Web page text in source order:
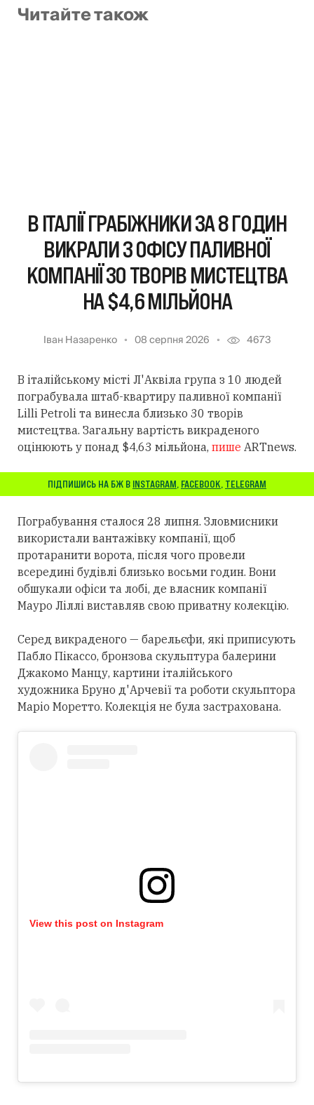
Читайте також
В ІТАЛІЇ ГРАБІЖНИКИ ЗА 8 ГОДИН
ВИКРАЛИ З ОФІСУ ПАЛИВНОЇ
КОМПАНІЇ 30 ТВОРІВ МИСТЕЦТВА
НА $4,6 МІЛЬЙОНА
Іван Назаренко 08 серпня 2026 4673
В італійському місті Л'Аквіла група з 10 людей
пограбувала штаб-квартиру паливної компанії
Lilli Petroli та винесла близько 30 творів
мистецтва. Загальну вартість викраденого
оцінюють у понад $4,63 мільйона, пише ARTnews.
ПІДПИШИСЬ НА БЖ В INSTAGRAM, FACEBOOK, TELEGRAM
Пограбування сталося 28 липня. Зловмисники
використали вантажівку компанії, щоб
протаранити ворота, після чого провели
всередині будівлі близько восьми годин. Вони
обшукали офіси та лобі, де власник компанії
Мауро Ліллі виставляв свою приватну колекцію.
Серед викраденого — барельєфи, які приписують
Пабло Пікассо, бронзова скульптура балерини
Джакомо Манцу, картини італійського
художника Бруно д'Арчевії та роботи скульптора
Маріо Моретто. Колекція не була застрахована.
View this post on Instagram